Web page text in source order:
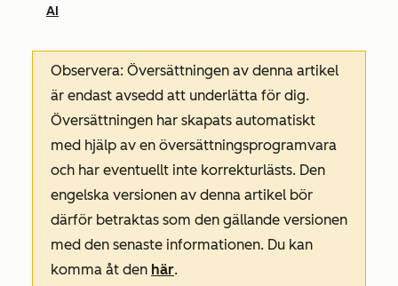
AI
Observera: Översättningen av denna artikel
är endast avsedd att underlätta för dig.
Översättningen har skapats automatiskt
med hjälp av en översättningsprogramvara
och har eventuellt inte korrekturlästs. Den
engelska versionen av denna artikel bör
därför betraktas som den gällande versionen
med den senaste informationen. Du kan
komma åt den här.